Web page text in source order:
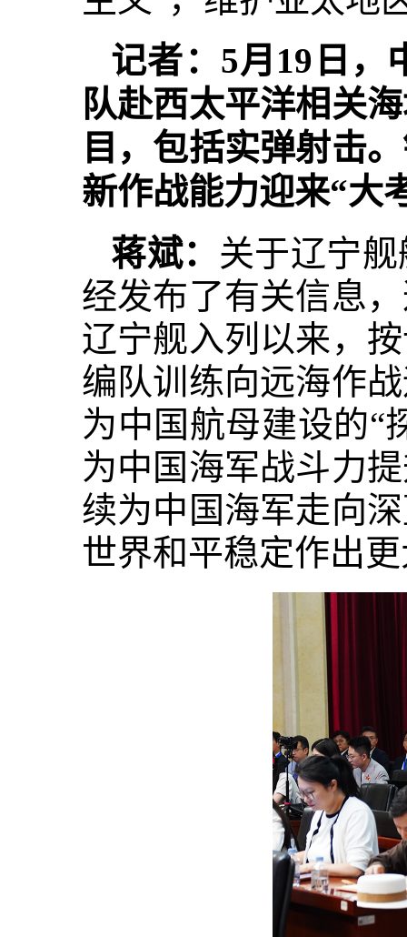
记者：5月19日，
队赴西太平洋相关
目，包括实弹射击
新作战能力迎来“大
蒋斌： 关于辽宁
经发布了有关信息
辽宁舰入列以来，
编队训练向远海作
为中国航母建设的“
为中国海军战斗力
续为中国海军走向
世界和平稳定作出